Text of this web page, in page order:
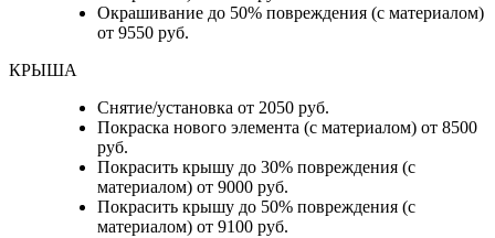
Окрашивание до 50% повреждения (с материалом)
от 9550 руб.
КРЫША
Снятие/установка от 2050 руб.
Покраска нового элемента (с материалом) от 8500
руб.
Покрасить крышу до 30% повреждения (с
материалом) от 9000 руб.
Покрасить крышу до 50% повреждения (с
материалом) от 9100 руб.